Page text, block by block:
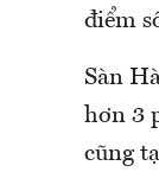
điểm
Sàn
hơn 3
cũng